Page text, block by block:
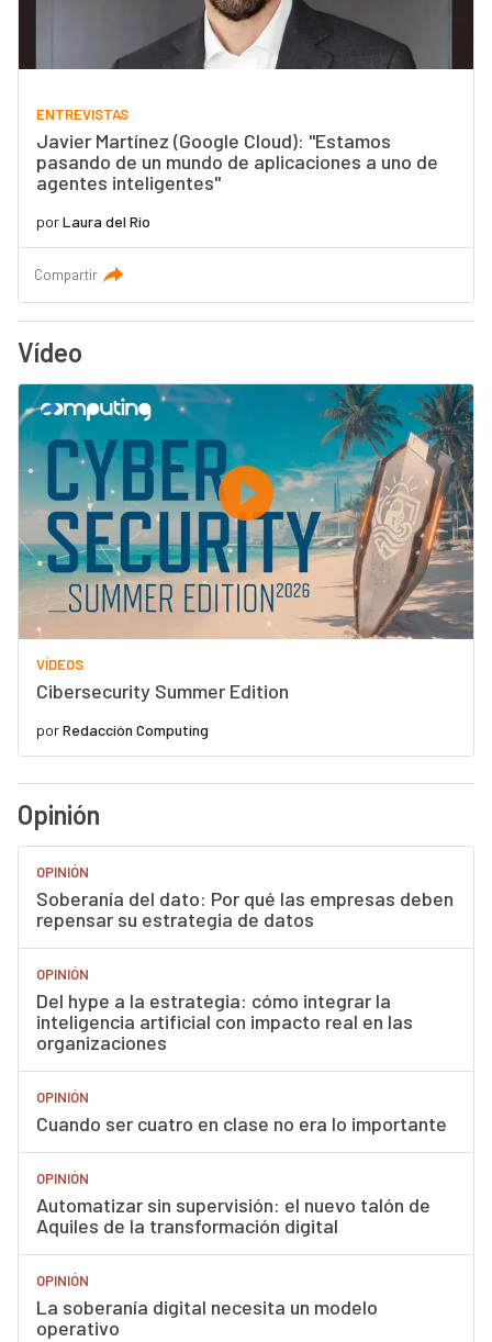
ENTREVISTAS
Javier Martínez (Google Cloud): "Estamos
pasando de un mundo de aplicaciones a uno de
agentes inteligentes"
porLaura del Río
Compartir
Vídeo
VÍDEOS
Cibersecurity Summer Edition
porRedacción Computing
Opinión
OPINIÓN
Soberanía del dato: Por qué las empresas deben
repensar su estrategia de datos
OPINIÓN
Del hype a la estrategia: cómo integrar la
inteligencia artificial con impacto real en las
organizaciones
OPINIÓN
Cuando ser cuatro en clase no era lo importante
OPINIÓN
Automatizar sin supervisión: el nuevo talón de
Aquiles de la transformación digital
OPINIÓN
La soberanía digital necesita un modelo
operativo